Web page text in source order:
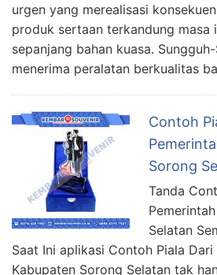
urgen yang merealisasi
produk sertaan terkandung masa
sepanjang bahan kuasa.
menerima peralatan berkualitas
Contoh
Sorong
Tanda
Selatan
Saat Ini aplikasi Contoh Piala
Kabupaten Sorong Selatan tak